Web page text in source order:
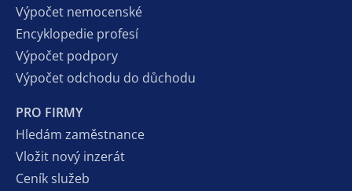
Výpočet nemocenské
Encyklopedie profesí
Výpočet podpory
Výpočet odchodu do důchodu
PRO FIRMY
Hledám zaměstnance
Vložit nový inzerát
Ceník služeb